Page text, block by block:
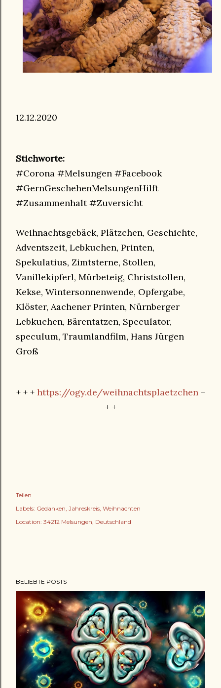
12.12.2020
Stichworte:
#Corona #Melsungen #Facebook
#GernGeschehenMelsungenHilft
#Zusammenhalt #Zuversicht
Weihnachtsgebäck, Plätzchen, Geschichte,
Adventszeit, Lebkuchen, Printen,
Spekulatius, Zimtsterne, Stollen,
Vanillekipferl, Mürbeteig, Christstollen,
Kekse, Wintersonnenwende, Opfergabe,
Klöster, Aachener Printen, Nürnberger
Lebkuchen, Bärentatzen, Speculator,
speculum, Traumlandfilm, Hans Jürgen
Groß
+ + + https://ogy.de/weihnachtsplaetzchen +
+ +
Teilen
Labels: Gedanken Jahreskreis Weihnachten
Location: 34212 Melsungen, Deutschland
BELIEBTE POSTS